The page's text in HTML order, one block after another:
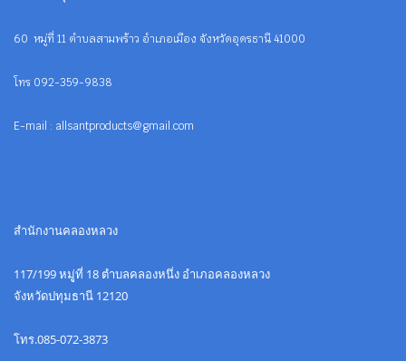
60 หมู่ที่ 11 ตำบลสามพร้าว อำเภอเมือง จังหวัดอุดรธานี 41000
โทร 092-359-9838
E-mail : allsantproducts@gmail.com
สำนักงานคลองหลวง
117/199 หมูู่ที่ 18 ตำบลคลองหนึ่ง อำเภอคลองหลวง
จังหวัดปทุมธานี 12120
โทร.085-072-3873